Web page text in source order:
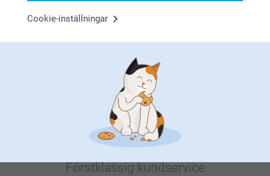
Cookie-inställningar
Letar du efter inspiration?
Förstklassig kundservice